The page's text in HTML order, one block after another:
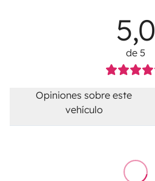
5,0
de 5
Opiniones sobre este
vehículo